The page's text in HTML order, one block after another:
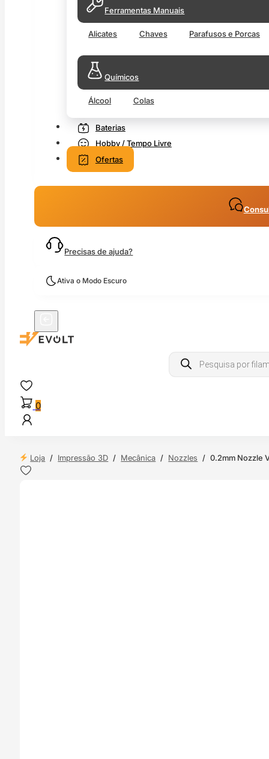
Ferramentas Manuais
Alicates Chaves Parafusos e Porcas
Químicos
Álcool Colas
Baterias
Hobby / Tempo Livre
Ofertas
Precisas de ajuda?
Ativa o Modo Escuro
Products
search
0
Loja / Impressão 3D / Mecânica / Nozzles / 0.2mm Nozzle